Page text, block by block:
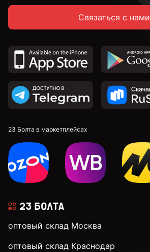
Связаться с нами
23 Болта в маркетплейсах
оптовый склад Москва
оптовый склад Краснодар